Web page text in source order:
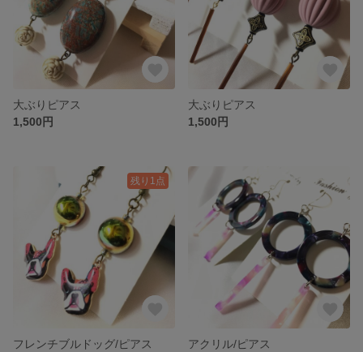
大ぶりピアス
1,500円
大ぶりピアス
1,500円
残り1点
フレンチブルドッグ/ピアス
アクリル/ピアス